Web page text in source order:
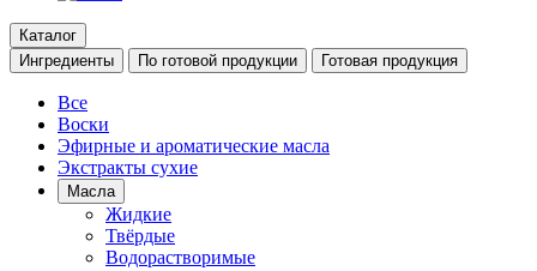
Каталог
Ингредиенты
По готовой продукции Готовая продукция
Все
Воски
Эфирные и ароматические масла
Экстракты сухие
Масла
Жидкие
Твёрдые
Водорастворимые